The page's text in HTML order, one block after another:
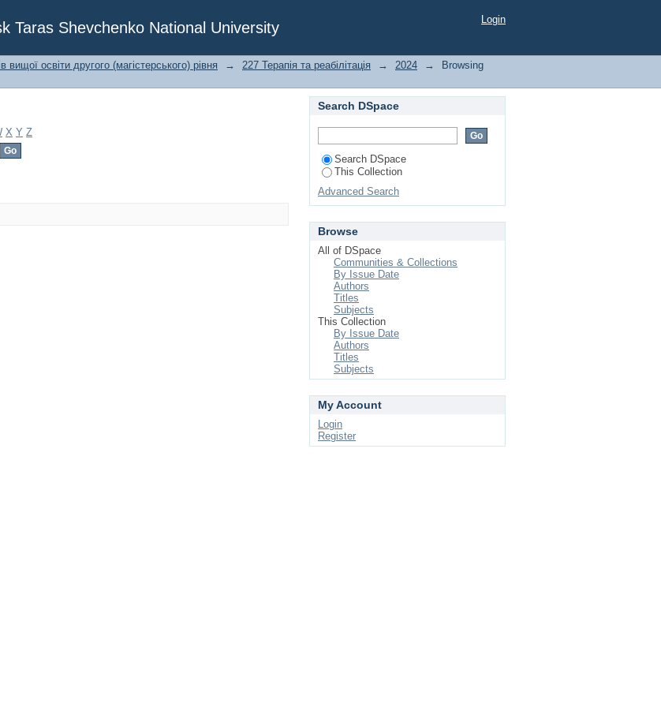
Taras Shevchenko National University Login
вищої освіти другого (магістерського) рівня → 227 Терапія та реабілітація → 2024 →
Browsing
X Y Z
Search DSpace
Search DSpace
This Collection
Advanced Search
Browse
All of DSpace
Communities & Collections
By Issue Date
Authors
Titles
Subjects
This Collection
By Issue Date
Authors
Titles
Subjects
My Account
Login
Register